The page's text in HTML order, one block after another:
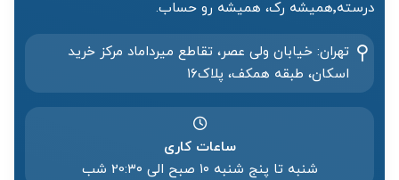
درسته٬همیشه رک، همیشه رو حساب.
تهران: خیابان ولی عصر، تقاطع میرداماد مرکز خرید‌
اسکان، طبقه همکف، پلاک۱۶
ساعات کاری
شنبه تا پنج شنبه ۱۰ صبح الی 20:۳۰ شب